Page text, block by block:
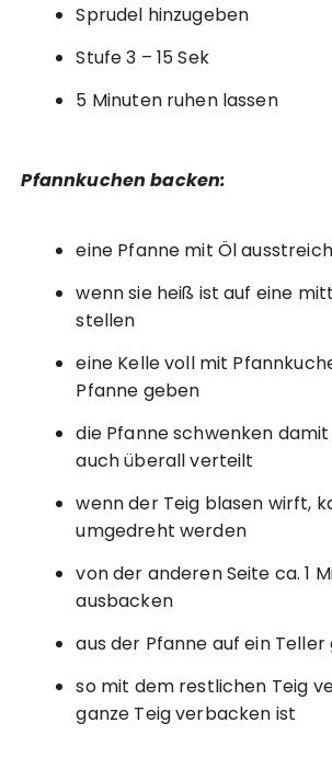
Sprudel hinzugeben
Stufe 3 – 15 Sek
5 Minuten ruhen lassen
Pfannkuchen backen:
eine Pfanne mit Öl
wenn sie heiß ist auf eine
stellen
eine Kelle voll mit
Pfanne geben
die Pfanne schwenken
auch überall verteilt
wenn der Teig blasen wirft,
umgedreht werden
von der anderen Seite ca. 1
ausbacken
aus der Pfanne auf ein
so mit dem restlichen Teig
ganze Teig verbacken ist